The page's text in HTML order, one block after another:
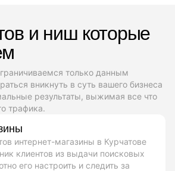
и ниш которые
только данным
вникнуть в суть вашего бизнеса
результаты, выжимая все что
трафика.
интернет-магазины в Курчатове
клиентов из выдачи поисковых
его настроить и следить за